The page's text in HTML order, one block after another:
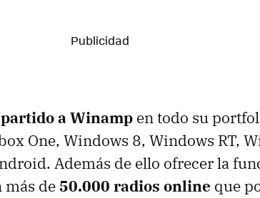
a Winamp en todo su
One, Windows 8, Windows RT,
Además de ello ofrecer la
más de 50.000 radios online que